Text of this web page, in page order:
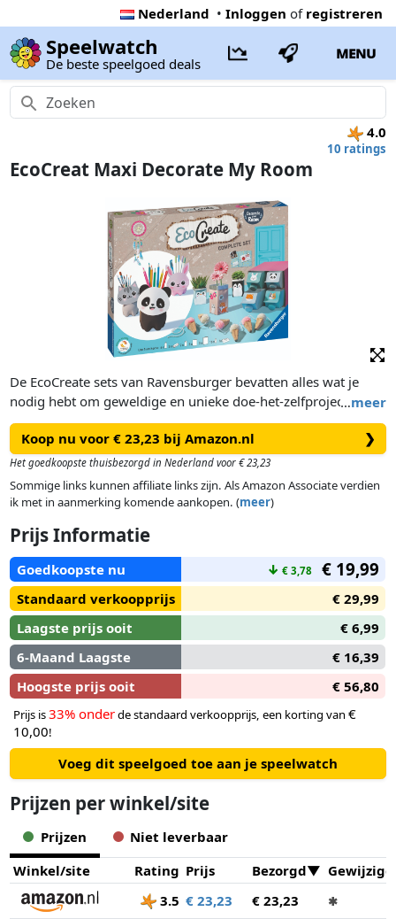
Nederland • Inloggen of registreren
Speelwatch
De beste speelgoed deals
MENU
4.0
10 ratings
EcoCreat Maxi Decorate My Room
…meer
De EcoCreate sets van Ravensburger bevatten alles wat je
nodig hebt om geweldige en unieke doe-het-zelfprojecten te
maken van materialen die je thuis niet meer nodig hebt, zoals
bijvoorbeeld lege melkpakken of wc-papierrollen. De
knutselobjecten krijgen een tweede bestemming en dienen
als handige accessoires en als sfeervolle decoratie in de
kinderkamer. De eenvoudige instructies loodsen je stap voor
eindresultaat.
Koop nu voor € 23,23 bij Amazon.nl ❯
Het goedkoopste thuisbezorgd in Nederland voor € 23,23
Sommige links kunnen affiliate links zijn. Als Amazon Associate verdien
ik met in aanmerking komende aankopen. (meer)
Prijs Informatie
Goedkoopste nu ↓ € 3,78 € 19,99
Standaard verkoopprijs
€ 29,99
Laagste prijs ooit
€ 6,99
6-Maand Laagste
€ 16,39
Hoogste prijs ooit
€ 56,80
Prijs is33% onderde standaard verkoopprijs, een korting van €
10,00!
Voeg dit speelgoed toe aan je speelwatch
Prijzen per winkel/site
Prijzen
Niet leverbaar
Winkel/site
Rating Prijs Bezorgd
Gewijzigd
3.5 € 23,23 € 23,23 ✱